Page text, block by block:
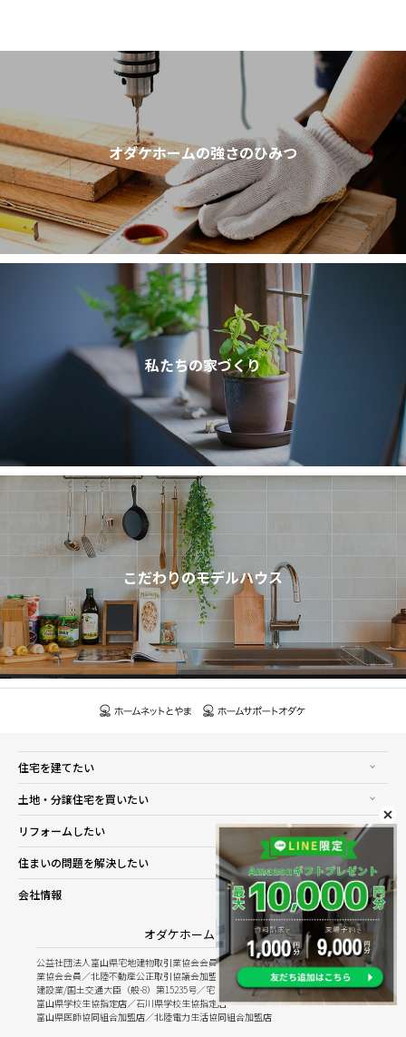
オダケホームの強さのひみつ
私たちの家づくり
こだわりのモデルハウス
住宅を建てたい
土地・分譲住宅を買いたい
リフォームしたい
住まいの問題を解決したい
会社情報
オダケホーム株式会社
公益社団法人富山県宅地建物取引業協会会員／公益社団法人石川県宅地建物取引
業協会会員／北陸不動産公正取引協議会加盟
建設業/国土交通大臣（般-8）第15235号／宅建業/国土交通大臣（8）第5025号
富山県学校生協指定店／石川県学校生協指定店
富山県医師協同組合加盟店／北陸電力生活協同組合加盟店